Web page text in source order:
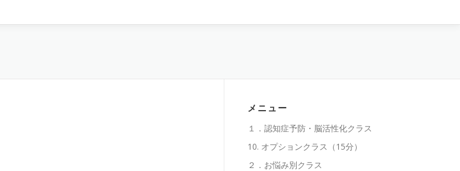
メニュー
１．認知症予防・脳活性化クラス
10. オプションクラス（15分）
２．お悩み別クラス